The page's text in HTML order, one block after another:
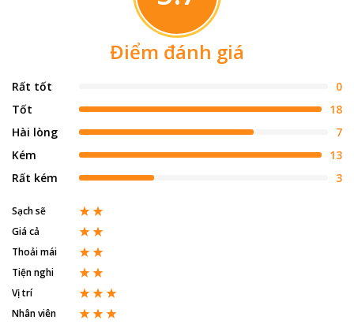
Điểm đánh giá
Rất tốt
0
Tốt
18
Hài lòng
7
Kém
13
Rất kém
3
Sạch sẽ
Giá cả
Thoải mái
Tiện nghi
Vị trí
Nhân viên